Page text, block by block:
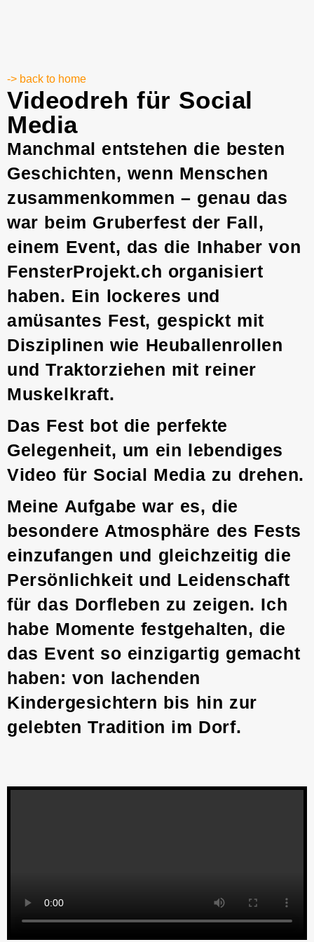
-> back to home
Videodreh für Social
Media
Manchmal entstehen die besten
Geschichten, wenn Menschen
zusammenkommen – genau das
war beim Gruberfest der Fall,
einem Event, das die Inhaber von
FensterProjekt.ch organisiert
haben. Ein lockeres und
amüsantes Fest, gespickt mit
Disziplinen wie Heuballenrollen
und Traktorziehen mit reiner
Muskelkraft.
Das Fest bot die perfekte
Gelegenheit, um ein lebendiges
Video für Social Media zu drehen.
Meine Aufgabe war es, die
besondere Atmosphäre des Fests
einzufangen und gleichzeitig die
Persönlichkeit und Leidenschaft
für das Dorfleben zu zeigen. Ich
habe Momente festgehalten, die
das Event so einzigartig gemacht
haben: von lachenden
Kindergesichtern bis hin zur
gelebten Tradition im Dorf.